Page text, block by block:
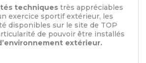
techniques très appréciables
exercice sportif extérieur, les
disponibles sur le site de TOP
de pouvoir être installés
extérieur.